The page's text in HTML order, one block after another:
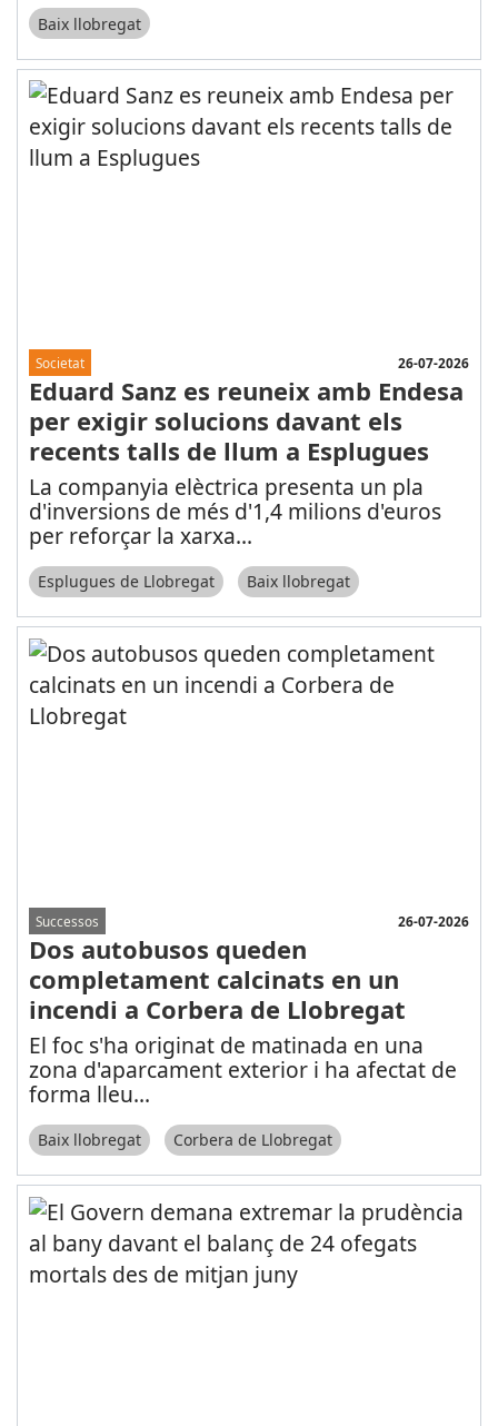
Baix llobregat
Societat 26-07-2026
Eduard Sanz es reuneix amb Endesa
per exigir solucions davant els
recents talls de llum a Esplugues
La companyia elèctrica presenta un pla
d'inversions de més d'1,4 milions d'euros
per reforçar la xarxa...
Esplugues de Llobregat Baix llobregat
Successos 26-07-2026
Dos autobusos queden
completament calcinats en un
incendi a Corbera de Llobregat
El foc s'ha originat de matinada en una
zona d'aparcament exterior i ha afectat de
forma lleu...
Baix llobregat Corbera de Llobregat